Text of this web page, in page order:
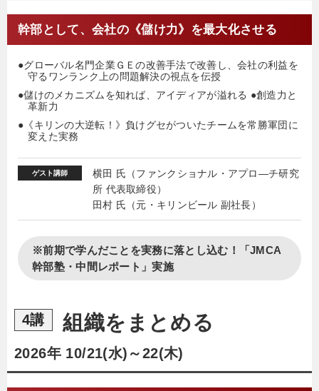
幹部として、会社の《儲け力》を最大化させる
●グローバル名門企業ＧＥの改善手法で改善し、会社の利益を
守るワンランク上の問題解決の視点を伝授
●儲けのメカニズムを知れば、アイディアが溢れる ●創造力と
革新力
●《キリンの大逆転！》負けグセがついたチームを常勝軍団に
変えた実務
ゲスト講師
横田 氏（ファンクショナル・アプロ―チ研究
所 代表取締役）
田村 氏（元・キリンビール 副社長）
※前期で学んだことを実務に落とし込む！「JMCA
幹部塾・中間レポート」実施
4講 組織をまとめる
2026年 10/21(水)～22(木)